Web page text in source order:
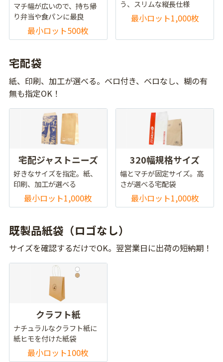
マチ幅が広いので、持ち帰
り弁当や食パンに最良
最小ロット500枚
う、スリムな縦長仕様
最小ロット1,000枚
宅配袋
紙、印刷、加工が選べる。ベロ付き、ベロなし、糊の有
無も指定OK！
宅配ジャストニーズ
好きなサイズを指定。紙、
印刷、加工が選べる
最小ロット1,000枚
320幅規格サイズ
幅とマチが固定サイズ。高
さが選べる宅配袋
最小ロット1,000枚
既製品紙袋（ロゴなし）
サイズを確認するだけでOK。翌営業日に出荷の短納期！
クラフト紙
ナチュラルなクラフト紙に
紙ヒモを付けた紙袋
最小ロット100枚